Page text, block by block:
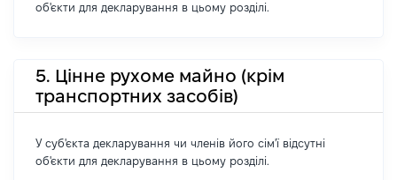
об'єкти для декларування в цьому розділі.
5. Цінне рухоме майно (крім
транспортних засобів)
У суб'єкта декларування чи членів його сім'ї відсутні
об'єкти для декларування в цьому розділі.